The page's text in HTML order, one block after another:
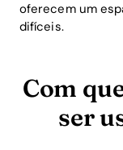
oferecem um
difíceis.
Com
ser